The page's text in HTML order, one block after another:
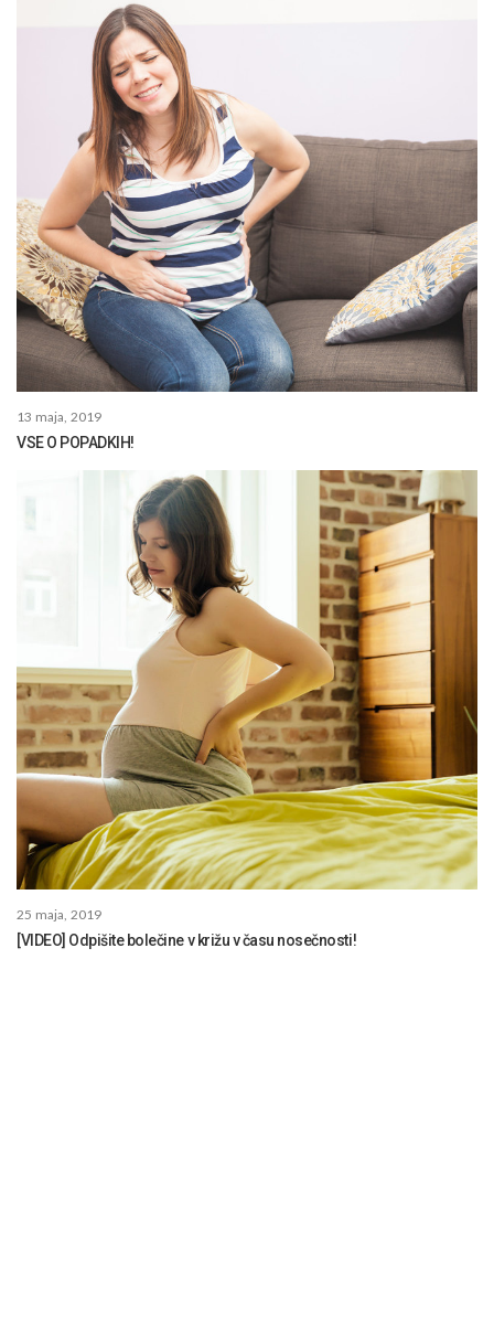
13 maja, 2019
VSE O POPADKIH!
25 maja, 2019
[VIDEO] Odpišite bolečine v križu v času nosečnosti!